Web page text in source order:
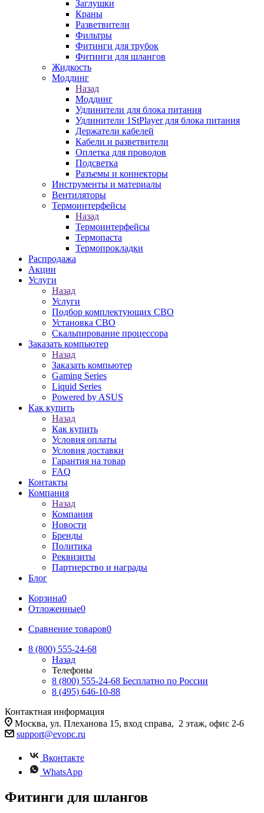
Заглушки
Краны
Разветвители
Фильтры
Фитинги для трубок
Фитинги для шлангов
Жидкость
Моддинг
Назад
Моддинг
Удлинители для блока питания
Удлинители 1StPlayer для блока питания
Держатели кабелей
Кабели и разветвители
Оплетка для проводов
Подсветка
Разъемы и коннекторы
Инструменты и материалы
Вентиляторы
Термоинтерфейсы
Назад
Термоинтерфейсы
Термопаста
Термопрокладки
Распродажа
Акции
Услуги
Назад
Услуги
Подбор комплектующих СВО
Установка СВО
Скальпирование процессора
Заказать компьютер
Назад
Заказать компьютер
Gaming Series
Liquid Series
Powered by ASUS
Как купить
Назад
Как купить
Условия оплаты
Условия доставки
Гарантия на товар
FAQ
Контакты
Компания
Назад
Компания
Новости
Бренды
Политика
Реквизиты
Партнерство и награды
Блог
Корзина0
Отложенные0
Сравнение товаров0
8 (800) 555-24-68
Назад
Телефоны
8 (800) 555-24-68 Бесплатно по России
8 (495) 646-10-88
Контактная информация
Москва, ул. Плеханова 15, вход справа, 2 этаж, офис 2-6
support@evopc.ru
Вконтакте
WhatsApp
Фитинги для шлангов